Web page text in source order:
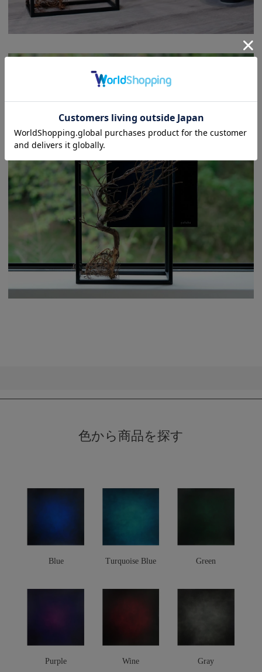
色から商品を探す
Blue Turquoise Blue Green
Purple Wine Gray